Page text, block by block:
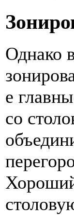
Однако
е
со
Хороший